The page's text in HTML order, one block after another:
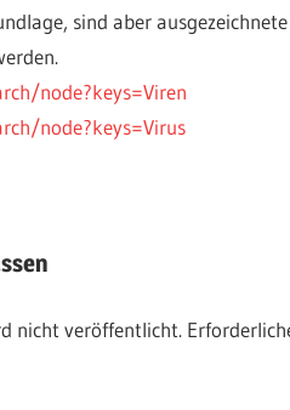
sind aber
node?keys=Viren
node?keys=Virus
nicht veröffentlicht.